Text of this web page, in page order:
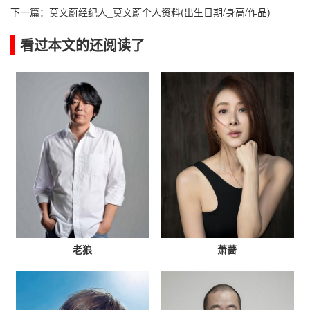
下一篇： 莫文蔚经纪人_莫文蔚个人资料(出生日期/身高/作品)
看过本文的还阅读了
老狼 萧蔷